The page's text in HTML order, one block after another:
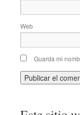
Web
Guarda mi